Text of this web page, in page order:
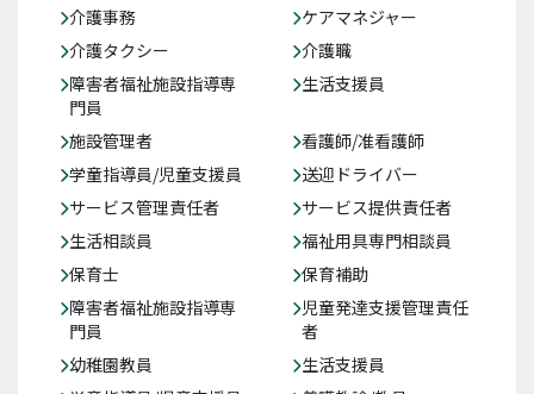
介護事務
ケアマネジャー
介護タクシー
介護職
障害者福祉施設指導専
門員
生活支援員
施設管理者
看護師/准看護師
学童指導員/児童支援員
送迎ドライバー
サービス管理責任者
サービス提供責任者
生活相談員
福祉用具専門相談員
保育士
保育補助
障害者福祉施設指導専
門員
児童発達支援管理責任
者
幼稚園教員
生活支援員